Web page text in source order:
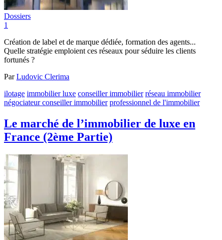
Dossiers
1
Création de label et de marque dédiée, formation des agents...
Quelle stratégie emploient ces réseaux pour séduire les clients
fortunés ?
ParLudovic Clerima
ilotage immobilier luxe conseiller immobilier réseau immobilier
négociateur conseiller immobilier professionnel de l'immobilier
Le marché de l’immobilier de luxe en
France (2ème Partie)